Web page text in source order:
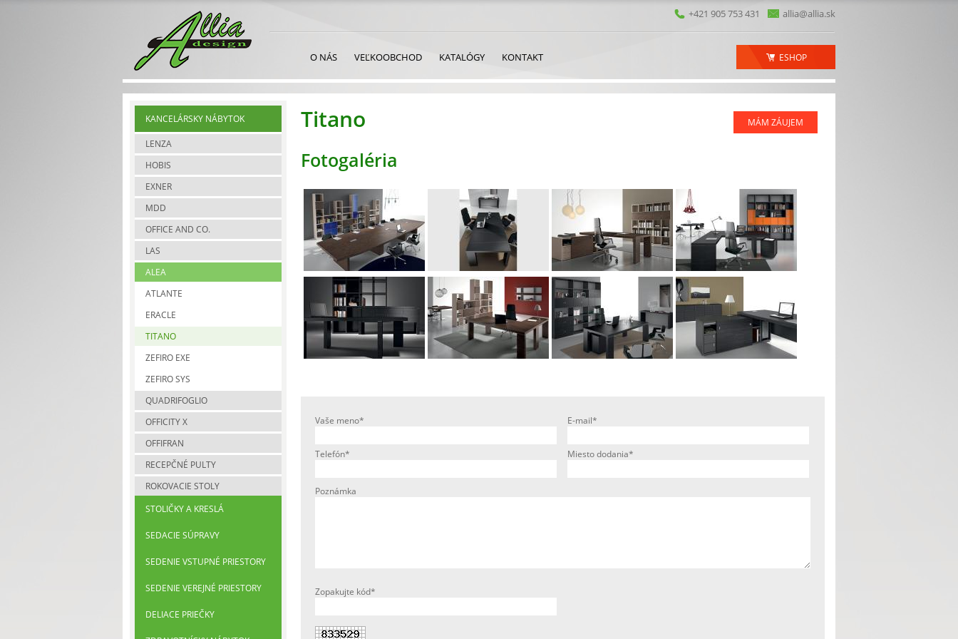
ESHOP
allia@allia.sk
+421 905 753 431
O NÁS VEĽKOOBCHOD KATALÓGY KONTAKT
KANCELÁRSKY NÁBYTOK
LENZA
HOBIS
EXNER
MDD
OFFICE AND CO.
LAS
ALEA
ATLANTE
ERACLE
TITANO
ZEFIRO EXE
ZEFIRO SYS
QUADRIFOGLIO
OFFICITY X
OFFIFRAN
RECEPČNÉ PULTY
ROKOVACIE STOLY
STOLIČKY A KRESLÁ
SEDACIE SÚPRAVY
SEDENIE VSTUPNÉ PRIESTORY
SEDENIE VEREJNÉ PRIESTORY
DELIACE PRIEČKY
Titano MÁM ZÁUJEM
Fotogaléria
Vaše meno* E-mail*
Telefón* Miesto dodania*
Poznámka
Zopakujte kód*